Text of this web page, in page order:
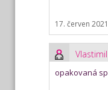
17. červen
Vlastimil
opakovaná